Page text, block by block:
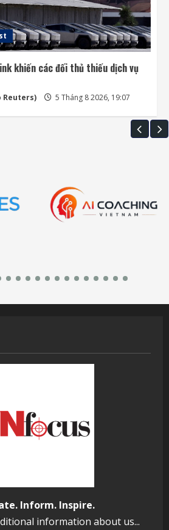
khiến các đối thủ thiếu dịch vụ
Reuters) 5 Tháng 8 2026, 19:07
Inform. Inspire.
information about us...